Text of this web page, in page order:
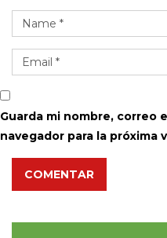
Guarda mi nombre, correo
navegador para la próxima
COMENTAR